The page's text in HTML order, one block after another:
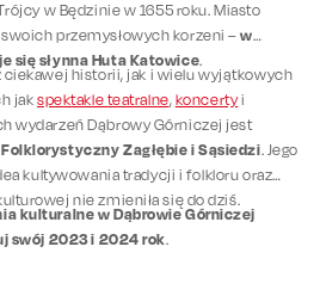
w Będzinie w 1655 roku. Miasto
przemysłowych korzeni –w
się słynna Huta Katowice.
ciekawej historii, jak i wielu wyjątkowych
jakspektakle teatralne, koncertyi
wydarzeń Dąbrowy Górniczej jest
Zagłębie i Sąsiedzi. Jego
kultywowania tradycji i folkloru oraz
nie zmieniła się do dziś.
kulturalne w Dąbrowie Górniczej
swój 2023 i 2024 rok.